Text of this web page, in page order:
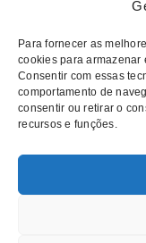
Para fornecer as
cookies para armazenar
Consentir com essas
comportamento de
consentir ou retirar o
recursos e funções.